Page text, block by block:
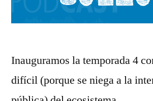
Inauguramos la temporada 4
difícil (porque se niega a la